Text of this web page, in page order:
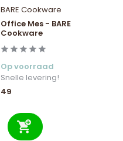
BARE Cookware
Office Mes - BARE
Cookware
Op voorraad
Snelle levering!
49